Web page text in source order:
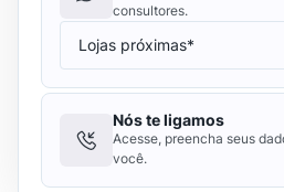
consultores.
Nós te ligamos
Acesse, preencha seus
você.